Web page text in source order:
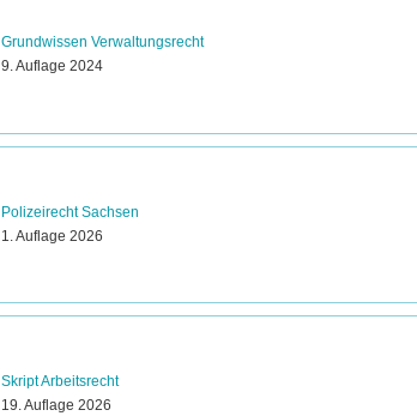
Grundwissen Verwaltungsrecht
9. Auflage 2024
Polizeirecht Sachsen
1. Auflage 2026
Skript Arbeitsrecht
19. Auflage 2026